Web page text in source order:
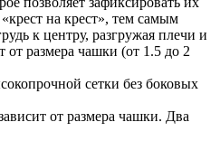
на крест», тем самым
к центру, разгружая плечи и
размера чашки (от 1.5 до 2
сетки без боковых
от размера чашки. Два